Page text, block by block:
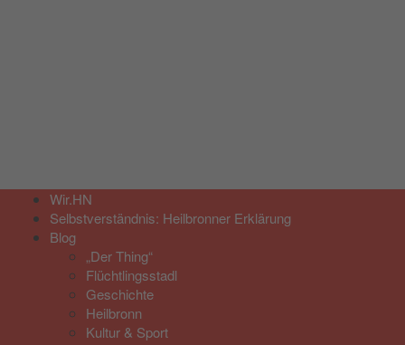
Wir.HN
Selbstverständnis: Heilbronner Erklärung
Blog
„Der Thing“
Flüchtlingsstadl
Geschichte
Heilbronn
Kultur & Sport